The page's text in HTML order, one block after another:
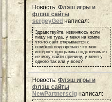
Новость: Флэш игры и
флэш сайты
sergeyGed написал:
Здравствуйте, извиняюсь если
пишу не туда, у меня на компе
что-то сайт открывается с
ошибкой подозреваю что моя
интернет-программа подглючивает
не могу найти причину, у меня у
одного так или у всех?
Новость: Флэш игры и
флэш сайты
NewPartnerscig написал: